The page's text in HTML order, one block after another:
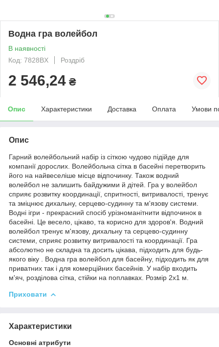
Водна гра волейбол
В наявності
Код: 7828BX
Роздріб
2 546,24 ₴
Опис Характеристики Доставка Оплата Умови
Опис
Гарний волейбольний набір із сіткою чудово підійде для
компанії дорослих. Волейбольна сітка в басейні перетворить
його на найвеселіше місце відпочинку. Також водний
волейбол не залишить байдужими й дітей. Гра у волейбол
сприяє розвитку координації, спритності, витривалості, тренує
та зміцнює дихальну, серцево-судинну та м'язову системи.
Водні ігри - прекрасний спосіб урізноманітнити відпочинок в
басейні. Це весело, цікаво, та корисно для здоров'я. Водний
волейбол тренує м'язову, дихальну та серцево-судинну
системи, сприяє розвитку витривалості та координації. Гра
абсолютно не складна та досить цікава, підходить для будь-
якого віку . Водна гра волейбол для басейну, підходить як для
приватних так і для комерційних басейнів. У набір входить
м'яч, розділова сітка, стійки на поплавках. Розмір 2х1 м.
Приховати
Характеристики
Основні атрибути